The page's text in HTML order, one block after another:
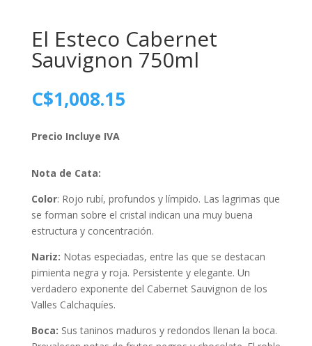
El Esteco Cabernet
Sauvignon 750ml
C$1,008.15
Precio Incluye IVA
Nota de Cata:
Color: Rojo rubí, profundos y límpido. Las lagrimas que
se forman sobre el cristal indican una muy buena
estructura y concentración.
Nariz: Notas especiadas, entre las que se destacan
pimienta negra y roja. Persistente y elegante. Un
verdadero exponente del Cabernet Sauvignon de los
Valles Calchaquíes.
Boca: Sus taninos maduros y redondos llenan la boca.